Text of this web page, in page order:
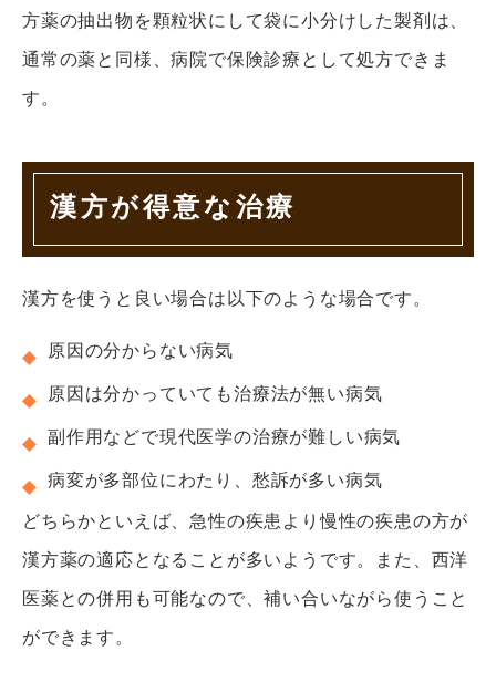
方薬の抽出物を顆粒状にして袋に小分けした製剤は、
通常の薬と同様、病院で保険診療として処方できま
す。
漢方が得意な治療
漢方を使うと良い場合は以下のような場合です。
原因の分からない病気
原因は分かっていても治療法が無い病気
副作用などで現代医学の治療が難しい病気
病変が多部位にわたり、愁訴が多い病気
どちらかといえば、急性の疾患より慢性の疾患の方が
漢方薬の適応となることが多いようです。また、西洋
医薬との併用も可能なので、補い合いながら使うこと
ができます。